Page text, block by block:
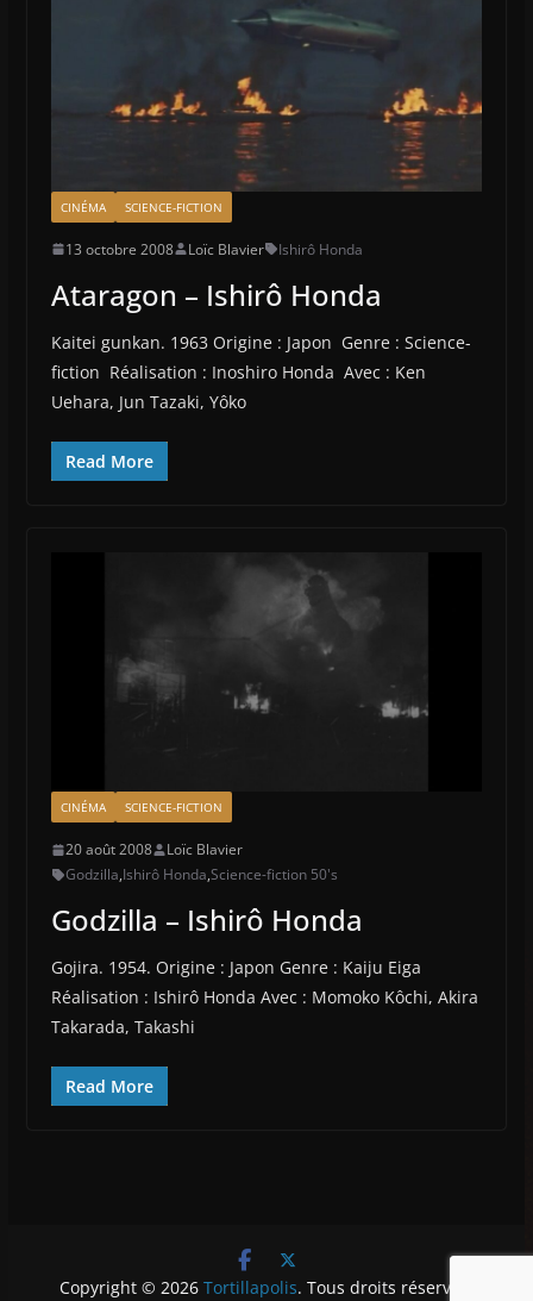
CINÉMA SCIENCE-FICTION
13 octobre 2008 Loïc Blavier Ishirô Honda
Ataragon – Ishirô Honda
Kaitei gunkan. 1963 Origine : Japon Genre : Science-
fiction Réalisation : Inoshiro Honda Avec : Ken
Uehara, Jun Tazaki, Yôko
Read More
CINÉMA SCIENCE-FICTION
20 août 2008
Loïc Blavier
Godzilla,Ishirô Honda,Science-fiction 50's
Godzilla – Ishirô Honda
Gojira. 1954. Origine : Japon Genre : Kaiju Eiga
Réalisation : Ishirô Honda Avec : Momoko Kôchi, Akira
Takarada, Takashi
Read More
Copyright © 2026 Tortillapolis. Tous droits réservés.